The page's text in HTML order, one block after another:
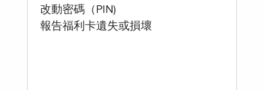
改動密碼（PIN)
報告福利卡遺失或損壞